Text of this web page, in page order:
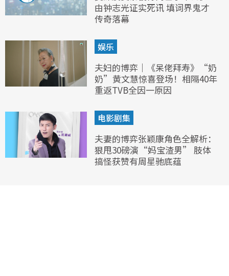
由钟志光证实死讯 填词界鬼才
传奇落幕
娱乐
夫妇的博弈｜《呆佬拜寿》“奶
奶”黄文慧惊喜登场！相隔40年
重返TVB全因一原因
电影剧集
夫妻的博弈张颖康角色全解析：
狠甩30磅演“妈宝渣男” 肢体
搞怪获赞有周星驰底蕴